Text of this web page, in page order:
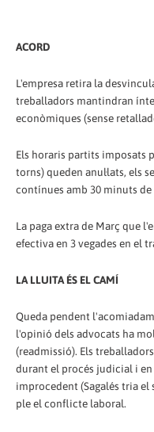
ACORD
L'empresa retira la
treballadors mantindran
econòmiques (sense
Els horaris partits imposats
torns) queden anul·lats, els
contínues amb 30 minuts de
La paga extra de Març que
efectiva en 3 vegades en el
LA LLUITA ÉS EL CAMÍ
Queda pendent
l'opinió dels advocats ha
(readmissió). Els
durant el procés judicial i
improcedent (Sagalés tria
ple el conflicte laboral.